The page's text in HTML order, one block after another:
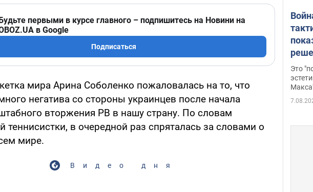
Будьте первыми в курсе главного – подпишитесь на Новини на
в Google
Подписаться
мира Арина Соболенко пожаловалась на то, что
негатива со стороны украинцев после начала
вторжения РВ в нашу страну. По словам
теннисистки, в очередной раз спряталась за словами о
мире.
Видео дня
Это